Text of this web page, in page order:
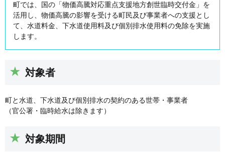
町では、国の「物価高騰対応重点支援地方創世臨時交付金」を
活用し、物価高騰の影響を受ける町民及び事業者への支援とし
て、水道料金、下水道使用料及び個別排水使用料の免除を実施
します。
対象者
町と水道、下水道及び個別排水の契約のある世帯・事業者
（官公署・臨時給水は除きます）
対象期間